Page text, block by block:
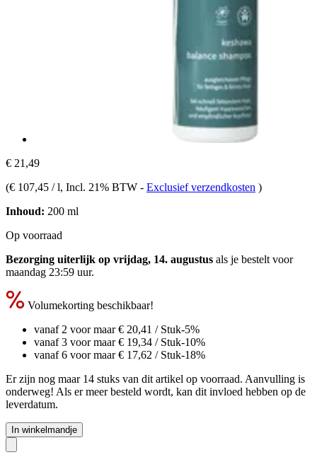
€ 21,49
(€ 107,45 / l, Incl. 21% BTW - Exclusief verzendkosten )
Inhoud: 200 ml
Op voorraad
Bezorging uiterlijk op vrijdag, 14. augustus als je bestelt voor
maandag 23:59 uur.
Volumekorting beschikbaar!
vanaf 2 voor maar€ 20,41 / Stuk-5%
vanaf 3 voor maar€ 19,34 / Stuk-10%
vanaf 6 voor maar€ 17,62 / Stuk-18%
Er zijn nog maar 14 stuks van dit artikel op voorraad. Aanvulling is
onderweg! Als er meer besteld wordt, kan dit invloed hebben op de
leverdatum.
In winkelmandje